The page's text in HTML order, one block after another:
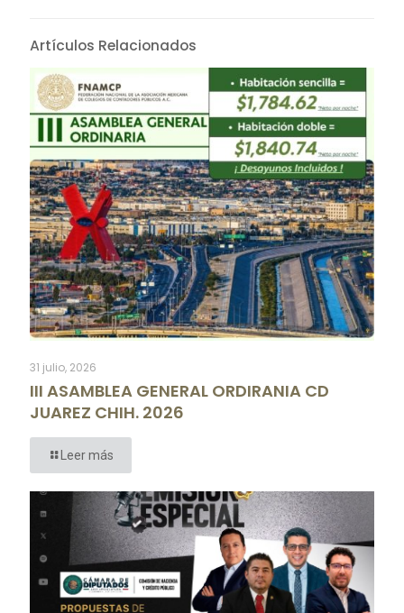
Artículos Relacionados
31 julio, 2026
III ASAMBLEA GENERAL ORDIRANIA CD
JUAREZ CHIH. 2026
Leer más